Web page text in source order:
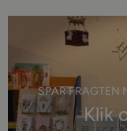
SPAR FRAGTEN
Klik